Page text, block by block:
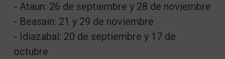
- Ataun: 26 de septiembre y 28 de noviembre
- Beasain: 21 y 29 de noviembre
- Idiazabal: 20 de septiembre y 17 de
octubre